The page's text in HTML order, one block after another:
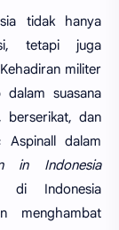
tidak hanya
tetapi juga
militer
suasana
berserikat, dan
Aspinall dalam
in Indonesia
di Indonesia
menghambat